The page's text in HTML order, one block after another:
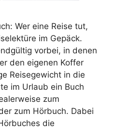
Wer eine Reise tut,
im Gepäck.
vorbei, in denen
den eigenen Koffer
Reisegewicht in die
im Urlaub ein Buch
zum
zum Hörbuch. Dabei
die